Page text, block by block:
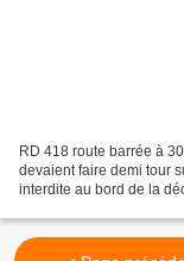
RD 418 route barrée à
devaient faire demi tour
interdite au bord de la